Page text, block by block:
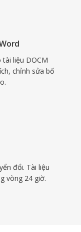
tài liệu DOCM
chỉnh sửa bố
đổi. Tài liệu
vòng 24 giờ.